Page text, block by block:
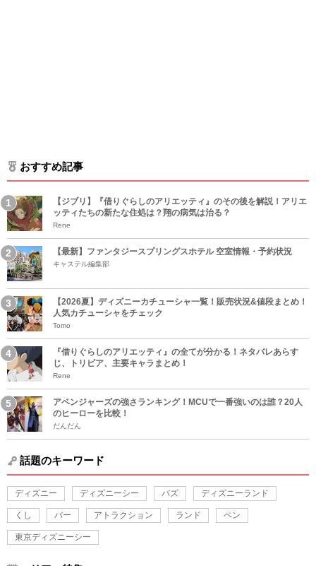
おすすめ記事
【ジブリ】『借りぐらしのアリエッティ』のその後を解説！アリエ
ッティたちの新たな住処は？翔の病気は治る？
Rene
【最新】ファンタジースプリングスホテル 空室情報・予約状況
キャステル編集部
【2026夏】ディズニーカチューシャ一覧！販売状況&値段まとめ！
人気カチューシャをチェック
Tomo
『借りぐらしのアリエッティ』の全てが分かる！ネタバレあらす
じ、トリビア、主要キャラまとめ！
Rene
アベンジャーズの強さランキング！MCUで一番強いのは誰？20人
のヒーローを比較！
だんだん
話題のキーワード
ディズニー ディズニーシー バズ ディズニーランド
くし バー アトラクション ランド ペン
東京ディズニーシー